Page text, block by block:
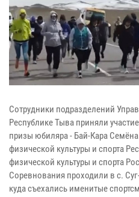
Сотрудники подразделений
Республике Тыва приняли
призы юбиляра - Бай-Кара
физической культуры и спорта
физической культуры и спорта
Соревнования проходили в с.
куда съехались именитые